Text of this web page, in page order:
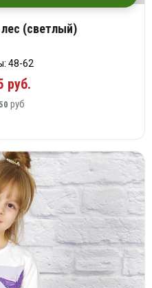
(светлый)
48-62
руб.
руб